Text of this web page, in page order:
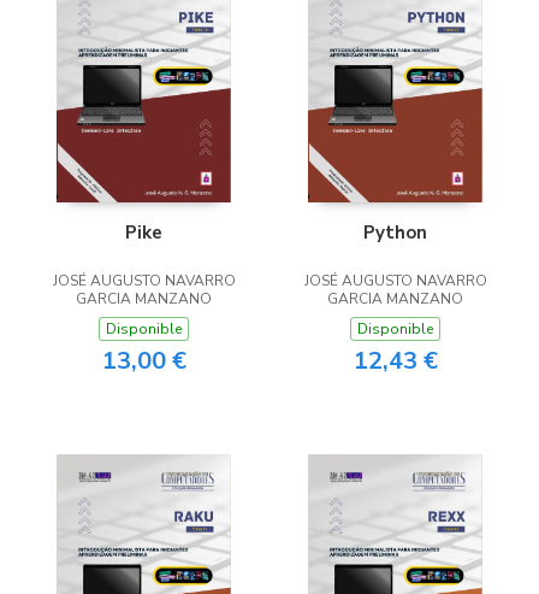
Pike
JOSÉ AUGUSTO NAVARRO
GARCIA MANZANO
Disponible
13,00 €
Python
JOSÉ AUGUSTO NAVARRO
GARCIA MANZANO
Disponible
12,43 €